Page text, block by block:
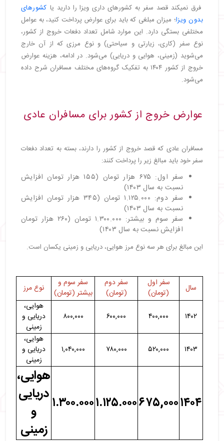
فرق نمیکند قصد سفر به کشورهای داری ویزا را دارید یا کشورهای
بدون ویزا؛ میزان مبلغی که باید برای عوارض پرداخت کنید، به عوامل
مختلفی بستگی دارد. این موارد شامل تعداد دفعات خروج از کشور،
نوع سفر (کاری، زیارتی و سیاحتی) و نوع مرزی که از آن خارج
می‌شوید (زمینی، هوایی و دریایی) می‌شود. در ادامه، هزینه عوارض
خروج از کشور ۱۴۰۴ به تفکیک گروه‌های مختلف مسافران شرح داده
می‌شود.
عوارض خروج از کشور برای مسافران عادی
مسافران عادی که قصد خروج از کشور را دارند، بسته به تعداد دفعات
سفر خود باید مبالغ زیر را پرداخت کنند:
سفر اول: ۶۷۵ هزار تومان (۱۵۵ هزار تومان افزایش
نسبت به سال ۱۴۰۳)
سفر دوم: ۱.۱۲۵.۰۰۰ تومان (۳۴۵ هزار تومان افزایش
نسبت به سال ۱۴۰۳)
سفر سوم و بیشتر: ۱.۳۰۰.۰۰۰ تومان (۲۶۰ هزار تومان
افزایش نسبت به سال ۱۴۰۳)
این مبالغ برای هر سه نوع مرز هوایی، دریایی و زمینی یکسان است.
سال
سفر اول
(تومان)
سفر دوم
(تومان)
سفر سوم و
بیشتر (تومان)
نوع مرز
۱۴۰۲ ۴۰۰,۰۰۰ ۶۰۰,۰۰۰ ۸۰۰,۰۰۰
هوایی،
دریایی و
زمینی
۱۴۰۳
۵۲۰,۰۰۰ ۷۸۰,۰۰۰ ۱,۰۴۰,۰۰۰
هوایی،
دریایی و
زمینی
۱۴۰۴۶۷۵,۰۰۰۱.۱۲۵.۰۰۰۱.۳۰۰.۰۰۰
هوایی،
دریایی
و
زمینی